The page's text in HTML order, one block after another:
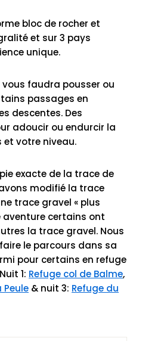
bloc de rocher et
et sur 3 pays
unique.
vous faudra pousser ou
passages en
descentes. Des
adoucir ou endurcir la
et votre niveau.
exacte de la trace de
modifié la trace
trace gravel « plus
aventure certains ont
la trace gravel. Nous
le parcours dans sa
pour certains en refuge
1: Refuge col de Balme,
& nuit 3: Refuge du